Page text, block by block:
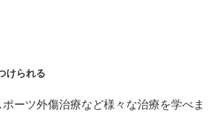
けられる
ーツ外傷治療など様々な治療を学べま